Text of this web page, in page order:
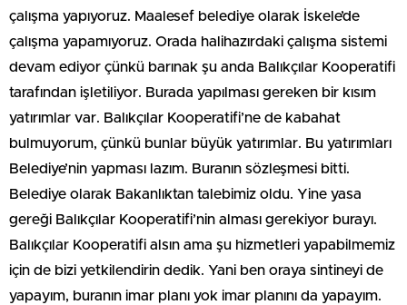
çalışma yapıyoruz. Maalesef belediye olarak İskele’de
çalışma yapamıyoruz. Orada halihazırdaki çalışma sistemi
devam ediyor çünkü barınak şu anda Balıkçılar Kooperatifi
tarafından işletiliyor. Burada yapılması gereken bir kısım
yatırımlar var. Balıkçılar Kooperatifi’ne de kabahat
bulmuyorum, çünkü bunlar büyük yatırımlar. Bu yatırımları
Belediye’nin yapması lazım. Buranın sözleşmesi bitti.
Belediye olarak Bakanlıktan talebimiz oldu. Yine yasa
gereği Balıkçılar Kooperatifi’nin alması gerekiyor burayı.
Balıkçılar Kooperatifi alsın ama şu hizmetleri yapabilmemiz
için de bizi yetkilendirin dedik. Yani ben oraya sintineyi de
yapayım, buranın imar planı yok imar planını da yapayım.